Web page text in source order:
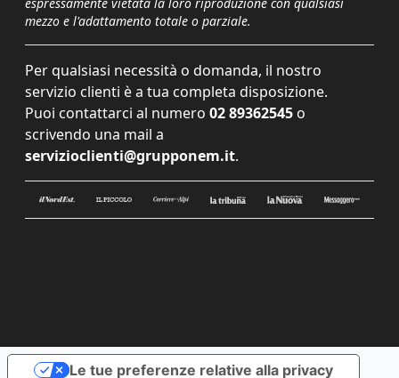
mezzo e l'adattamento totale o parziale.
Per qualsiasi necessità o domanda, il nostro
servizio clienti è a tua completa disposizione.
Puoi contattarci al numero 02 89362545 o
scrivendo una mail a
servizioclienti@grupponem.it.
Le tue preferenze relative alla privacy